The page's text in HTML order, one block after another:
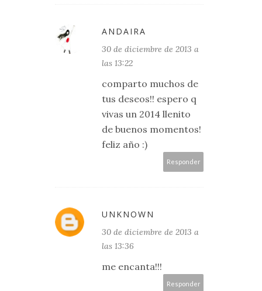
ANDAIRA
30 de diciembre de 2013 a
las 13:22
comparto muchos de
tus deseos!! espero q
vivas un 2014 llenito
de buenos momentos!
feliz año :)
Responder
UNKNOWN
30 de diciembre de 2013 a
las 13:36
me encanta!!!
Responder